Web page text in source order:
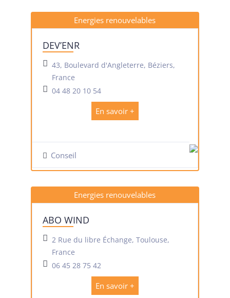
Energies renouvelables
DEV’ENR
43, Boulevard d'Angleterre, Béziers,
France
04 48 20 10 54
En savoir +
Conseil
Energies renouvelables
ABO WIND
2 Rue du libre Échange, Toulouse,
France
06 45 28 75 42
En savoir +